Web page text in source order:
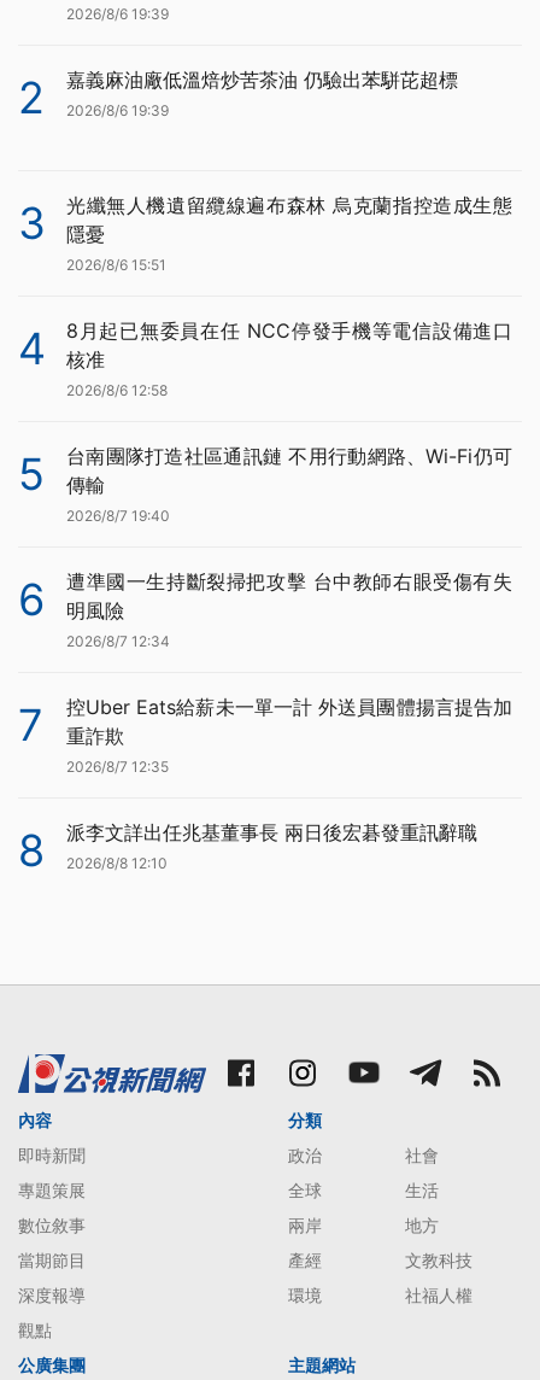
2026/8/6 19:39
2 嘉義麻油廠低溫焙炒苦茶油 仍驗出苯駢芘超標
2026/8/6 19:39
3
光纖無人機遺留纜線遍布森林 烏克蘭指控造成生態
隱憂
2026/8/6 15:51
4
8月起已無委員在任 NCC停發手機等電信設備進口
核准
2026/8/6 12:58
5
台南團隊打造社區通訊鏈 不用行動網路、Wi-Fi仍可
傳輸
2026/8/7 19:40
6
遭準國一生持斷裂掃把攻擊 台中教師右眼受傷有失
明風險
2026/8/7 12:34
7
控Uber Eats給薪未一單一計 外送員團體揚言提告加
重詐欺
2026/8/7 12:35
8 派李文詳出任兆基董事長 兩日後宏碁發重訊辭職
2026/8/8 12:10
內容
即時新聞
專題策展
數位敘事
當期節目
深度報導
觀點
分類
政治
社會
全球
生活
兩岸
地方
產經
文教科技
環境
社福人權
公廣集團 主題網站